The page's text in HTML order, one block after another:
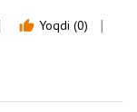
thumb_up Yoqdi (0)